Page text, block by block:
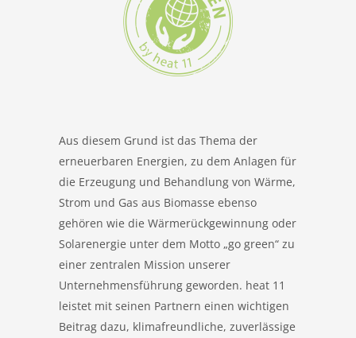
Aus diesem Grund ist das Thema der
erneuerbaren Energien, zu dem Anlagen für
die Erzeugung und Behandlung von Wärme,
Strom und Gas aus Biomasse ebenso
gehören wie die Wärmerückgewinnung oder
Solarenergie unter dem Motto „go green“ zu
einer zentralen Mission unserer
Unternehmensführung geworden. heat 11
leistet mit seinen Partnern einen wichtigen
Beitrag dazu, klimafreundliche, zuverlässige